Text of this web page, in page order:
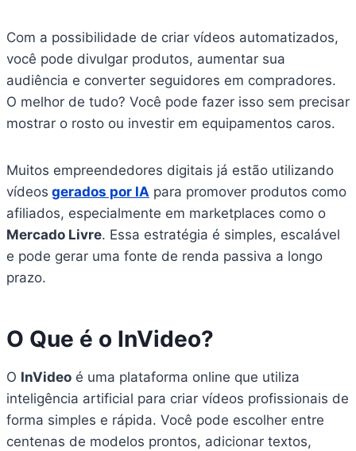
Com a possibilidade de criar vídeos automatizados,
você pode divulgar produtos, aumentar sua
audiência e converter seguidores em compradores.
O melhor de tudo? Você pode fazer isso sem precisar
mostrar o rosto ou investir em equipamentos caros.
Muitos empreendedores digitais já estão utilizando
vídeos gerados por IA para promover produtos como
afiliados, especialmente em marketplaces como o
Mercado Livre. Essa estratégia é simples, escalável
e pode gerar uma fonte de renda passiva a longo
prazo.
O Que é o InVideo?
O InVideo é uma plataforma online que utiliza
inteligência artificial para criar vídeos profissionais de
forma simples e rápida. Você pode escolher entre
centenas de modelos prontos, adicionar textos,